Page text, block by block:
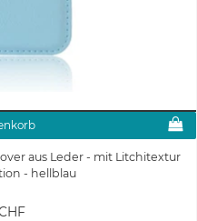
aus Leder - mit Litchitextur
- hellblau